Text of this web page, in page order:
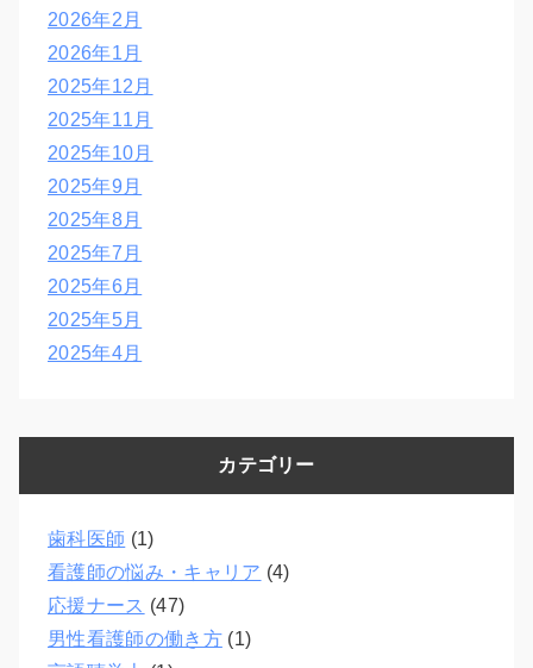
2026年2月
2026年1月
2025年12月
2025年11月
2025年10月
2025年9月
2025年8月
2025年7月
2025年6月
2025年5月
2025年4月
カテゴリー
歯科医師 (1)
看護師の悩み・キャリア (4)
応援ナース (47)
男性看護師の働き方(1)